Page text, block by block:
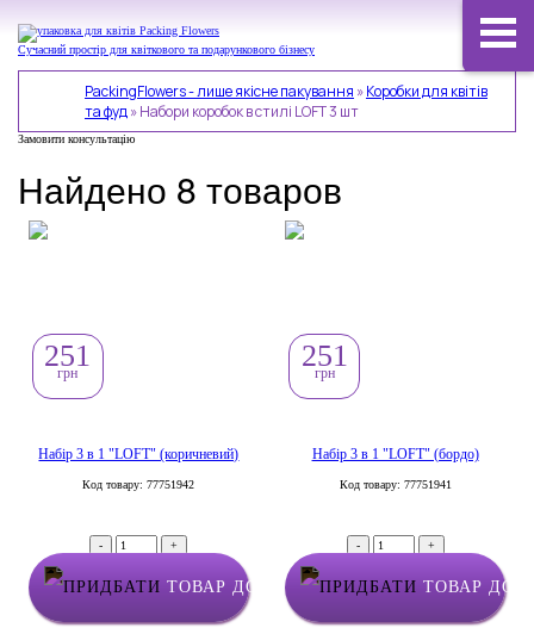
Сучасний простір для квіткового та подарункового бізнесу
PackingFlowers - лише якісне пакування »Коробки для квітів
та фуд»Набори коробок в стилі LOFT 3 шт
Замовити консультацію
Найдено 8 товаров
Набір 3 в 1 "LOFT" (коричневий)
Код товару: 77751942
251
грн
- +
ТОВАР ДОДАНО У КОШИК
Набір 3 в 1 "LOFT" (бордо)
Код товару: 77751941
251
грн
- +
ТОВАР